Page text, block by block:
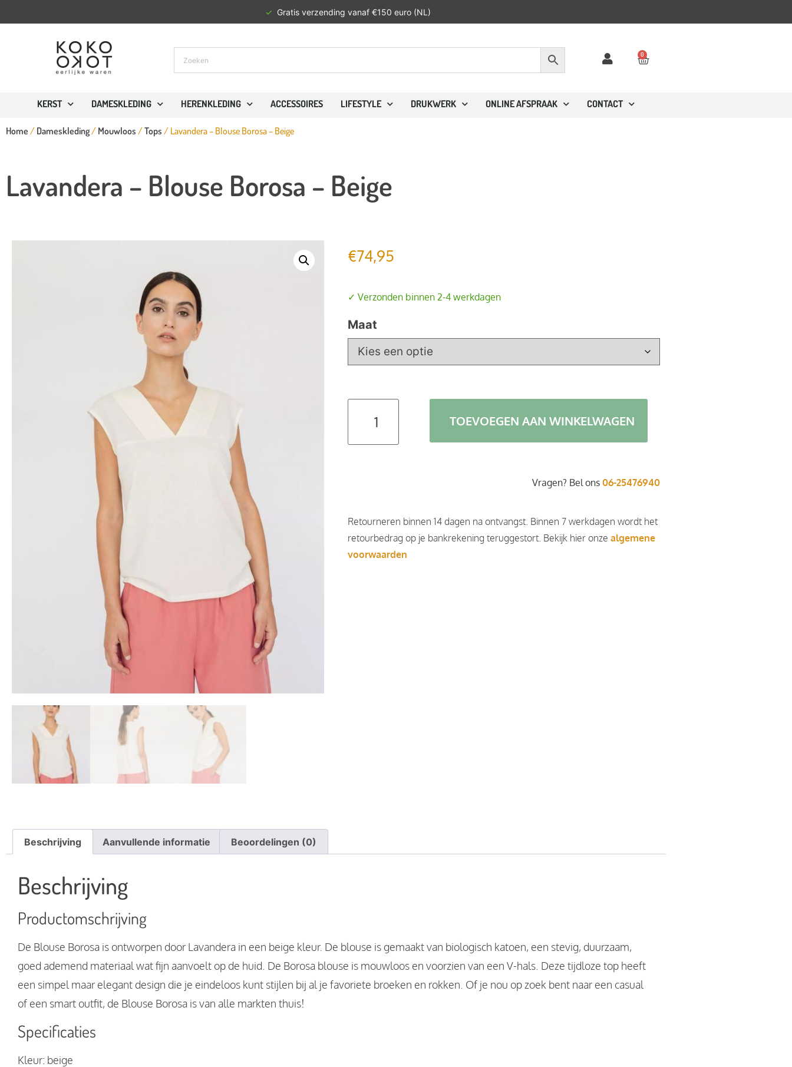
0
KERST DAMESKLEDING HERENKLEDING ACCESSOIRES LIFESTYLE DRUKWERK ONLINE AFSPRAAK CONTACT
Home / Dameskleding/ Mouwloos /Tops / Lavandera – Blouse Borosa – Beige
Lavandera – Blouse Borosa – Beige
€74,95
✓ Verzonden binnen 2-4 werkdagen
Maat
TOEVOEGEN AAN WINKELWAGEN
Vragen? Bel ons 06-25476940
Retourneren binnen 14 dagen na ontvangst. Binnen 7 werkdagen wordt het
retourbedrag op je bankrekening teruggestort. Bekijk hier onze algemene
voorwaarden
Beschrijving Aanvullende informatie Beoordelingen (0)
Beschrijving
Productomschrijving
De Blouse Borosa is ontworpen door Lavandera in een beige kleur. De blouse is gemaakt van biologisch katoen, een stevig, duurzaam,
goed ademend materiaal wat fijn aanvoelt op de huid. De Borosa blouse is mouwloos en voorzien van een V-hals. Deze tijdloze top heeft
een simpel maar elegant design die je eindeloos kunt stijlen bij al je favoriete broeken en rokken. Of je nou op zoek bent naar een casual
of een smart outfit, de Blouse Borosa is van alle markten thuis!
Specificaties
Kleur: beige